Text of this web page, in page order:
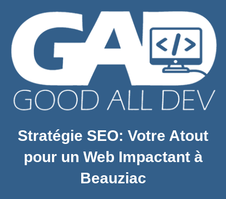
Stratégie SEO: Votre Atout
pour un Web Impactant à
Beauziac